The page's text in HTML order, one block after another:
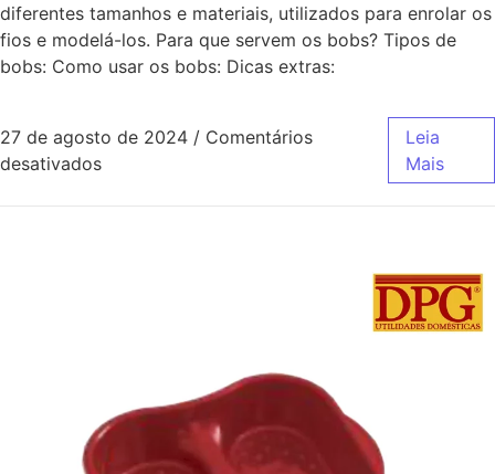
diferentes tamanhos e materiais, utilizados para enrolar os
fios e modelá-los. Para que servem os bobs? Tipos de
bobs: Como usar os bobs: Dicas extras:
27 de agosto de 2024 / Comentários
desativados
Leia
Mais